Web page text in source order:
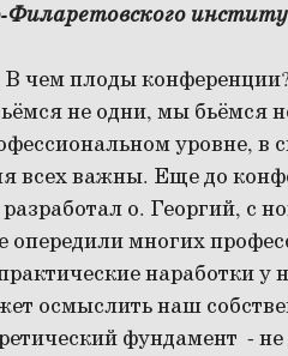
Филаретовского
В чем плоды
не одни, мы
уровне, в
всех важны. Еще до
о. Георгий, с
опередили многих
наработки
осмыслить наш
фундамент -